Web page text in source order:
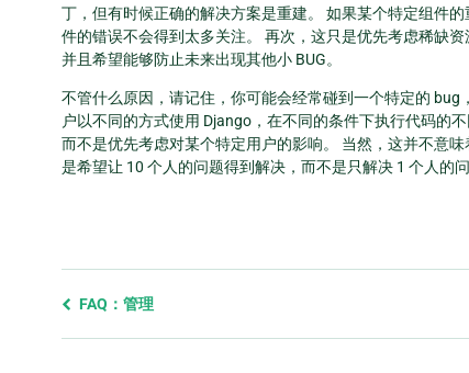
丁，但有时候正确的解决方案是重建。 如果某个特定组件
件的错误不会得到太多关注。 再次，这只是优先考虑稀缺
并且希望能够防止未来出现其他小 BUG。
不管什么原因，请记住，你可能会经常碰到一个特定的
户以不同的方式使用 Django，在不同的条件下执行代码的
而不是优先考虑对某个特定用户的影响。 当然，这并不意
是希望让 10 个人的问题得到解决，而不是只解决 1 个人的问
Previous
FAQ：管理